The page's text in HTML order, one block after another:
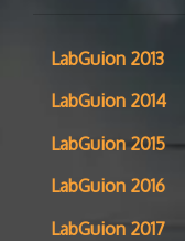
LabGuion 2013
LabGuion 2014
LabGuion 2015
LabGuion 2016
LabGuion 2017